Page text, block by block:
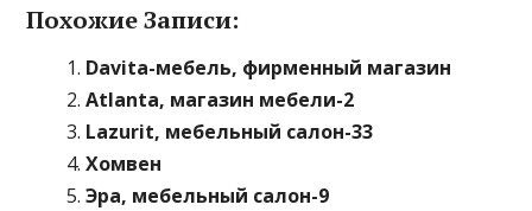
Похожие Записи:
Davita-мебель, фирменный магазин
Atlanta, магазин мебели-2
Lazurit, мебельный салон-33
Хомвен
Эра, мебельный салон-9